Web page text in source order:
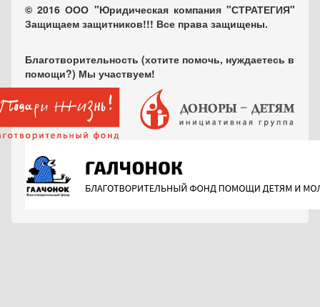
© 2016 ООО "Юридическая компания "СТРАТЕГИЯ"
Защищаем защитников!!! Все права защищены.
Благотворительность (хотите помочь, нуждаетесь в
помощи?) Мы участвуем!